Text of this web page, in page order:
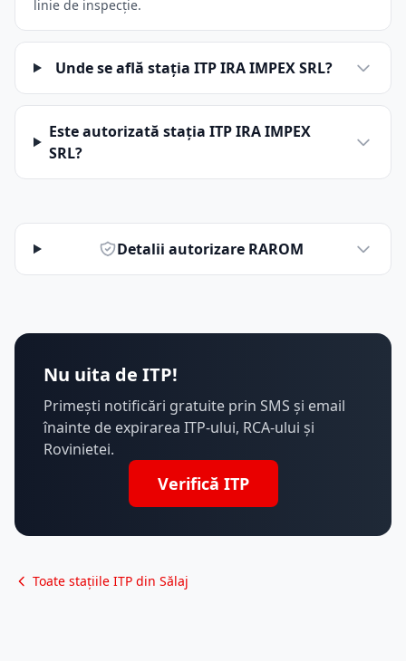
linie de inspecție.
Unde se află stația ITP IRA IMPEX SRL?
Este autorizată stația ITP IRA IMPEX
SRL?
Detalii autorizare RAROM
Nu uita de ITP!
Primești notificări gratuite prin SMS și email
înainte de expirarea ITP-ului, RCA-ului și
Rovinietei.
Verifică ITP
Toate stațiile ITP din Sălaj